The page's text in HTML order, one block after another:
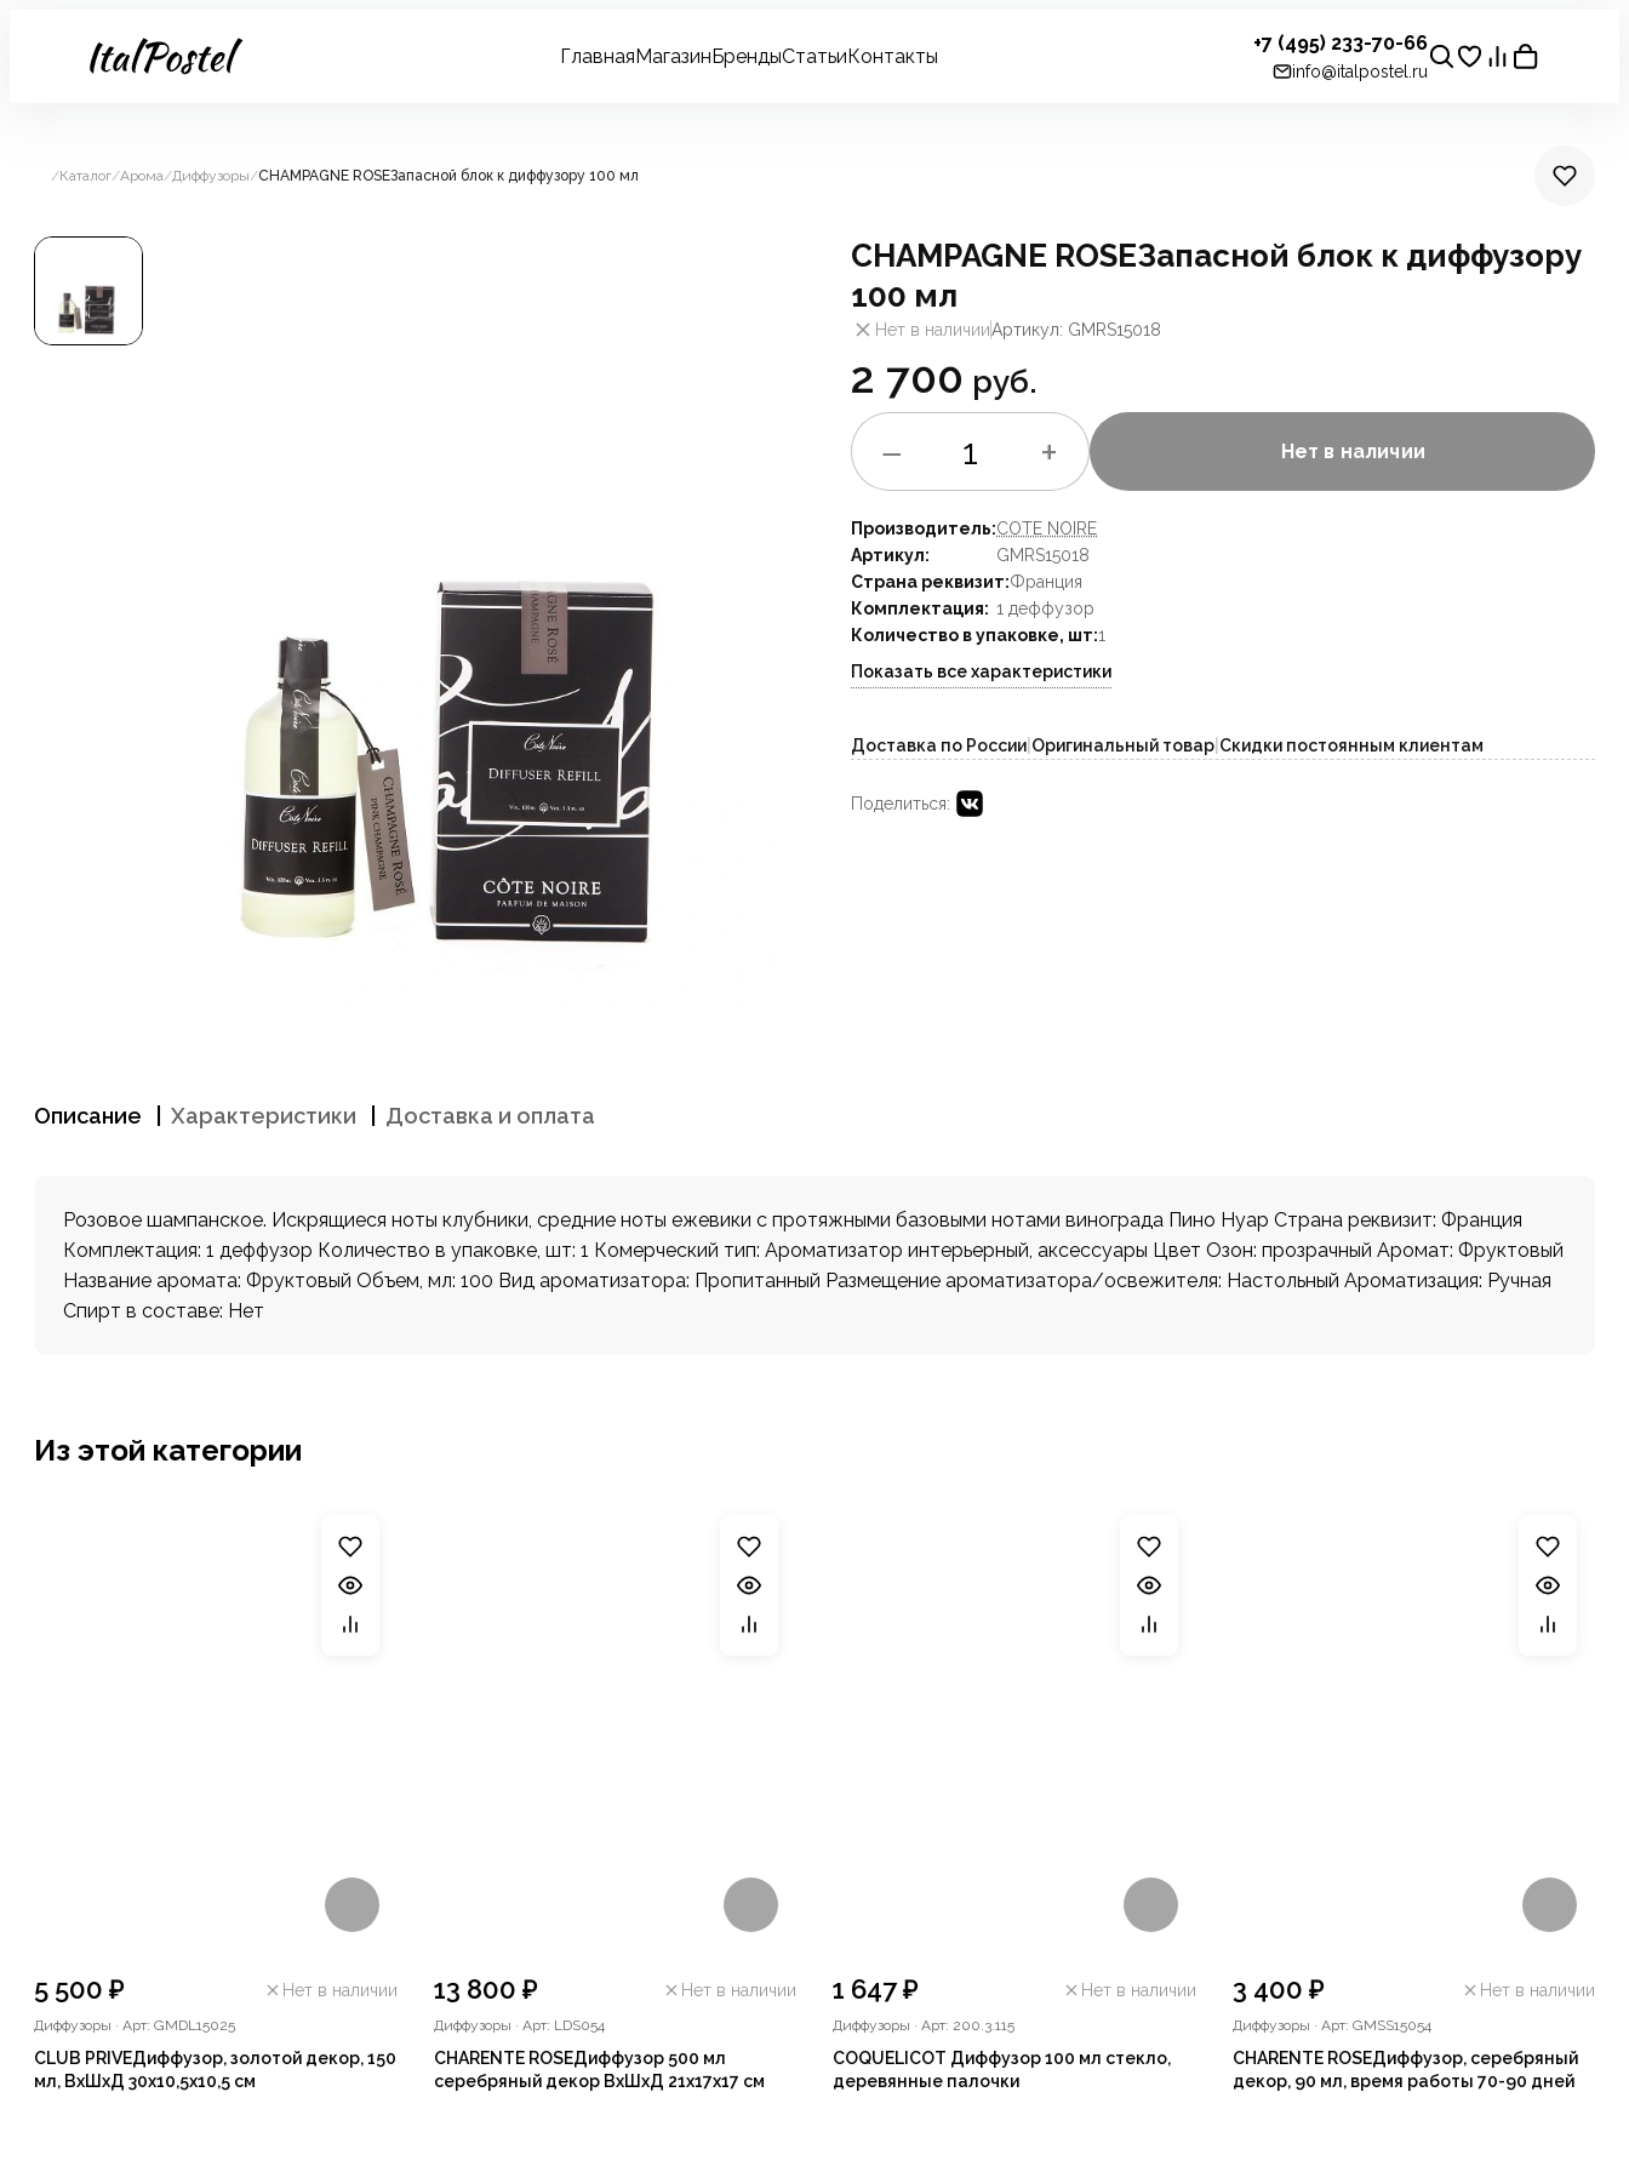
ГлавнаяМагазинБрендыСтатьиКонтакты
+7 (495) 233-70-66
info@italpostel.ru
/Каталог/Арома/Диффузоры/CHAMPAGNE ROSEЗапасной блок к диффузору 100 мл
CHAMPAGNE ROSEЗапасной блок к диффузору
100 мл
Нет в наличииАртикул: GMRS15018
2 700 руб.
− 1 + Нет в наличии
Производитель:COTE NOIRE
Артикул:
GMRS15018
Страна реквизит:Франция
Комплектация: 1 деффузор
Количество в упаковке, шт:1
Показать все характеристики
Доставка по России Оригинальный товар Скидки постоянным клиентам
Поделиться:
Описание Характеристики Доставка и оплата
Розовое шампанское. Искрящиеся ноты клубники, средние ноты ежевики с протяжными базовыми нотами винограда Пино Нуар Страна реквизит: Франция
Комплектация: 1 деффузор Количество в упаковке, шт: 1 Комерческий тип: Ароматизатор интерьерный, аксессуары Цвет Озон: прозрачный Аромат: Фруктовый
Название аромата: Фруктовый Объем, мл: 100 Вид ароматизатора: Пропитанный Размещение ароматизатора/освежителя: Настольный Ароматизация: Ручная
Спирт в составе: Нет
Из этой категории
5 500 ₽ Нет в наличии
Диффузоры · Арт: GMDL15025
CLUB PRIVEДиффузор, золотой декор, 150
мл, ВхШхД 30х10,5х10,5 см
13 800 ₽ Нет в наличии
Диффузоры · Арт: LDS054
CHARENTE ROSEДиффузор 500 мл
серебряный декор ВхШхД 21х17х17 см
1 647 ₽ Нет в наличии
Диффузоры · Арт: 200.3.115
COQUELICOT Диффузор 100 мл стекло,
деревянные палочки
3 400 ₽ Нет в наличии
Диффузоры · Арт: GMSS15054
CHARENTE ROSEДиффузор, серебряный
декор, 90 мл, время работы 70-90 дней